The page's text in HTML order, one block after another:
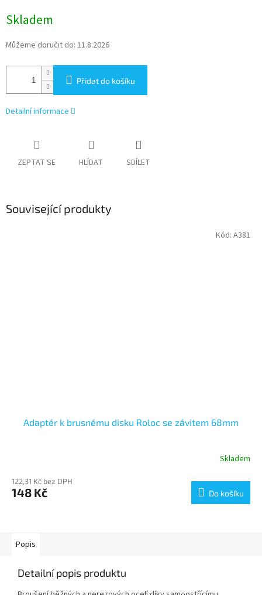
cena:
Skladem
Můžeme doručit do: 11.8.2026
Přidat do košíku
Detailní informace
ZEPTAT SE HLÍDAT SDÍLET
Související produkty
Adaptér k brusnému disku Roloc se závitem 68mm
Skladem
122,31 Kč bez DPH
148 Kč Do košíku
Kód: A381
Popis
Detailní popis produktu